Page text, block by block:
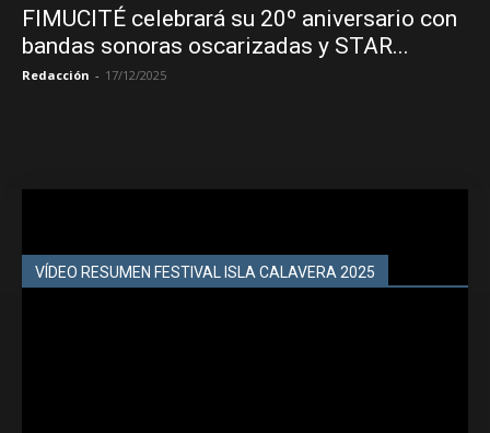
FIMUCITÉ celebrará su 20º aniversario con
bandas sonoras oscarizadas y STAR...
Redacción - 17/12/2025
VÍDEO RESUMEN FESTIVAL ISLA CALAVERA 2025